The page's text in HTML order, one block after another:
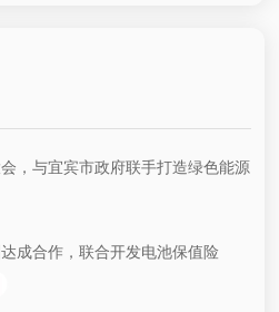
，与宜宾市政府联手打造绿色能源
达成合作，联合开发电池保值险